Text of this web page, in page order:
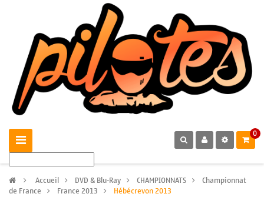
0
> Accueil > DVD & Blu-Ray > CHAMPIONNATS > Championnat
de France > France 2013 > Hébécrevon 2013